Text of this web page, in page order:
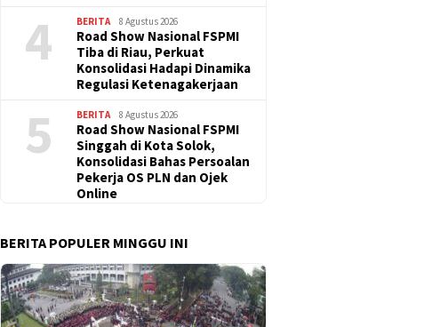
4 BERITA 8 Agustus 2026
Road Show Nasional FSPMI
Tiba di Riau, Perkuat
Konsolidasi Hadapi Dinamika
Regulasi Ketenagakerjaan
5 BERITA 8 Agustus 2026
Road Show Nasional FSPMI
Singgah di Kota Solok,
Konsolidasi Bahas Persoalan
Pekerja OS PLN dan Ojek
Online
BERITA POPULER MINGGU INI